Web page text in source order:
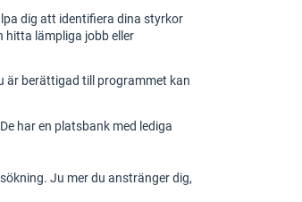
dig att identifiera dina styrkor
hitta lämpliga jobb eller
är berättigad till programmet kan
har en platsbank med lediga
Ju mer du anstränger dig,